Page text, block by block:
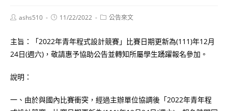
Postashs510
Post11/22/2022
Post公告來文
主旨：「2022年青年程式設計競賽」比賽日期更新為(111)年12月
24日(週六)，敬請惠予協助公告並轉知所屬學生踴躍報名參加。
說明：
一、由於與國內比賽衝突，經過主辦單位協調後「2022年青年程